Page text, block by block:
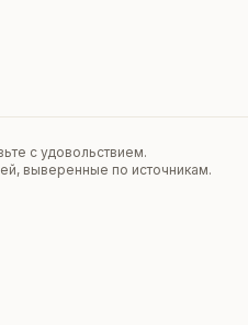
с удовольствием.
выверенные по источникам.